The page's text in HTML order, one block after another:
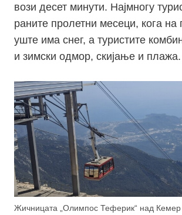
вози десет минути. Најмногу
раните пролетни месеци, кога на
уште има снег, а туристите
и зимски одмор, скијање и плажа.
Жичницата „Олимпос Теферик“ над